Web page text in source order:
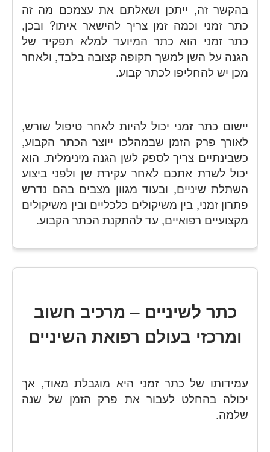
בהקשר זה, ייתכן ושאלתם את עצמכם מה זה
כתר זמני וכמה זמן צריך להישאר איתו? ובכן,
כתר זמני הוא כתר המיועד למלא תפקיד של
הגנה על השן למשך תקופה קצובה בלבד, ולאחר
מכן יש להחליפו לכתר קבוע.
יישום כתר זמני יכול להיות לאחר טיפול שורש,
לאורך פרק הזמן שבמהלכו ייוצר הכתר הקבוע,
כשבינתיים צריך לספק לשן הגנה מינימלית. הוא
יכול לשרת אתכם לאחר עקירת שן ולפני ביצוע
השתלת שיניים, ובעוד מגוון מצבים בהם נדרש
פתרון זמני, בין משיקולים כלכליים ובין משיקולים
מקצועיים רפואיים, עד להתקנת הכתר הקבוע.
כתר לשיניים – מרכיב חשוב
ומרכזי בעולם רפואת השיניים
עמידותו של כתר זמני היא מוגבלת מאוד, אך
יכולה בהחלט לעבור את פרק הזמן של שנה
שלמה.